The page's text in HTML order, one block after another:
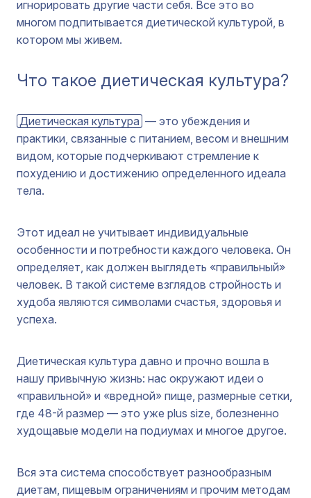
игнорировать другие части себя. Все это во
многом подпитывается диетической культурой, в
котором мы живем.
Что такое диетическая культура?
Диетическая культура — это убеждения и
практики, связанные с питанием, весом и внешним
видом, которые подчеркивают стремление к
похудению и достижению определенного идеала
тела.
Этот идеал не учитывает индивидуальные
особенности и потребности каждого человека. Он
определяет, как должен выглядеть «правильный»
человек. В такой системе взглядов стройность и
худоба являются символами счастья, здоровья и
успеха.
Диетическая культура давно и прочно вошла в
нашу привычную жизнь: нас окружают идеи о
«правильной» и «вредной» пище, размерные сетки,
где 48-й размер — это уже plus size, болезненно
худощавые модели на подиумах и многое другое.
Вся эта система способствует разнообразным
диетам, пищевым ограничениям и прочим методам